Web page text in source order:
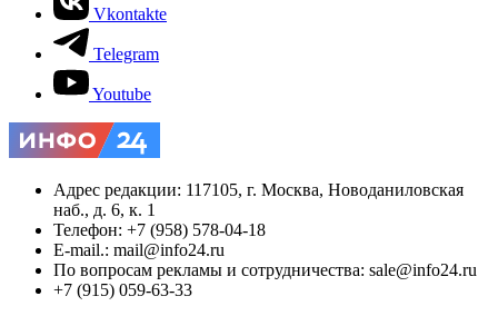
Vkontakte
Telegram
Youtube
Адрес редакции: 117105, г. Москва, Новоданиловская
наб., д. 6, к. 1
Телефон: +7 (958) 578-04-18
E-mail.: mail@info24.ru
По вопросам рекламы и сотрудничества: sale@info24.ru
+7 (915) 059-63-33